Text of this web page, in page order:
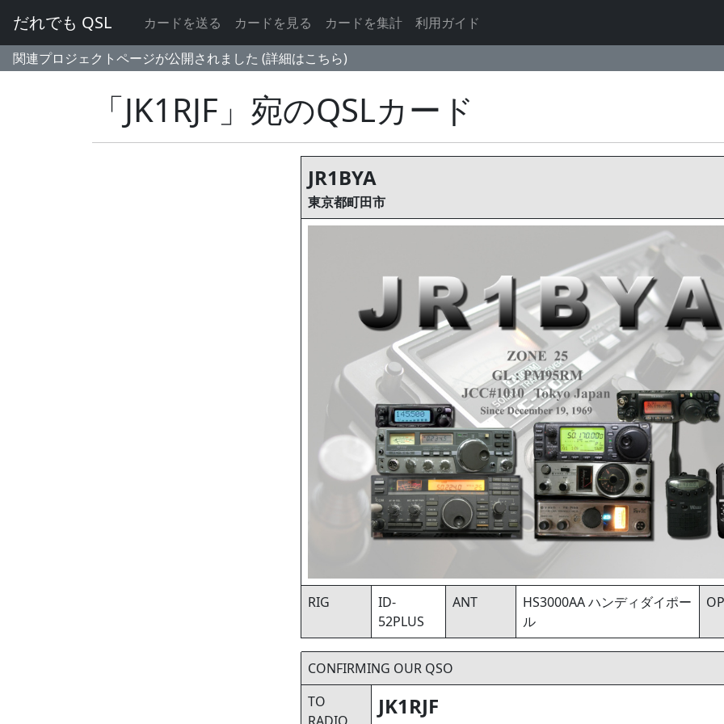
だれでも QSL カードを送る カードを見る カードを集計
利用ガイド
関連プロジェクトページが公開されました (詳細はこちら)
「JK1RJF」宛のQSLカード
JR1BYA
東京都町田市
RIG
ID-
52PLUS
ANT
HS3000AA ハンディダイポー
ル
OP
CONFIRMING OUR QSO
TO
JK1RJF